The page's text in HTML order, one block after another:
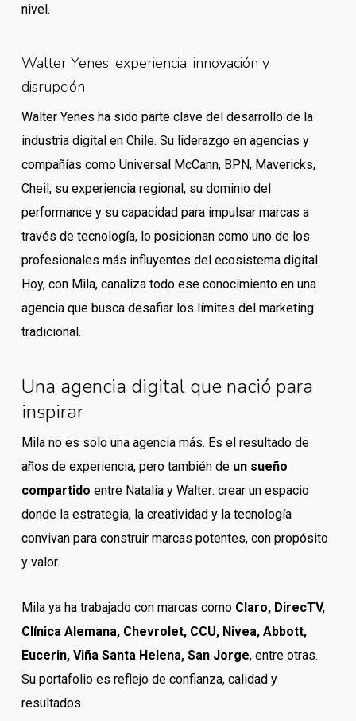
nivel.
Walter Yenes: experiencia, innovación y
disrupción
Walter Yenes ha sido parte clave del desarrollo de la
industria digital en Chile. Su liderazgo en agencias y
compañías como Universal McCann, BPN, Mavericks,
Cheil, su experiencia regional, su dominio del
performance y su capacidad para impulsar marcas a
través de tecnología, lo posicionan como uno de los
profesionales más influyentes del ecosistema digital.
Hoy, con Mila, canaliza todo ese conocimiento en una
agencia que busca desafiar los límites del marketing
tradicional.
Una agencia digital que nació para
inspirar
Mila no es solo una agencia más. Es el resultado de
años de experiencia, pero también de un sueño
compartido entre Natalia y Walter: crear un espacio
donde la estrategia, la creatividad y la tecnología
convivan para construir marcas potentes, con propósito
y valor.
Mila ya ha trabajado con marcas como Claro, DirecTV,
Clínica Alemana, Chevrolet, CCU, Nivea, Abbott,
Eucerin, Viña Santa Helena, San Jorge, entre otras.
Su portafolio es reflejo de confianza, calidad y
resultados.